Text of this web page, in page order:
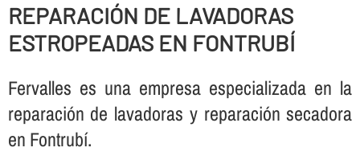
REPARACIÓN DE LAVADORAS
ESTROPEADAS EN FONTRUBÍ
Fervalles es una empresa especializada en la
reparación de lavadoras y reparación secadora
en Fontrubí.